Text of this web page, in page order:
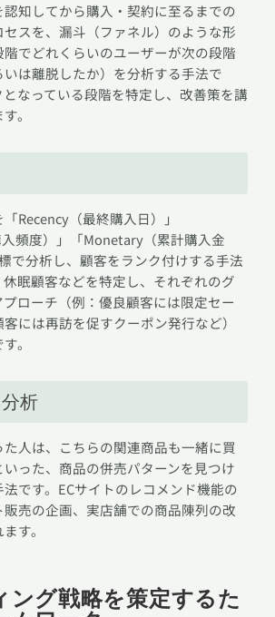
知してから購入・契約に至るまでの
スを、漏斗（ファネル）のような形
でどれくらいのユーザーが次の段階
は離脱したか）を分析する手法で
なっている段階を特定し、改善策を講
。
Recency（最終購入日）」
入頻度）」「Monetary（累計購入金
で分析し、顧客をランク付けする手法
眠顧客などを特定し、それぞれのグ
ローチ（例：優良顧客には限定セー
には再訪を促すクーポン発行など）
。
析
た人は、こちらの関連商品も一緒に買
った、商品の併売パターンを見つけ
です。ECサイトのレコメンド機能の
売の企画、実店舗での商品陳列の改
す。
ング戦略を策定するた